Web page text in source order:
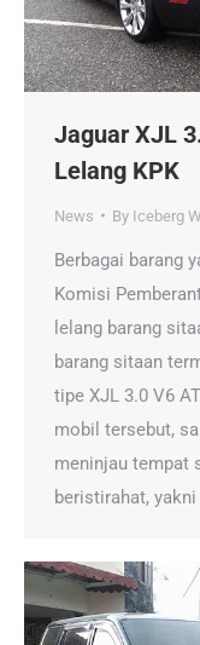
Jaguar XJL
Lelang KPK
News By Iceberg
Berbagai barang
Komisi
lelang barang
barang sitaan
tipe XJL 3.0 V6
mobil tersebut,
meninjau tempat
beristirahat,